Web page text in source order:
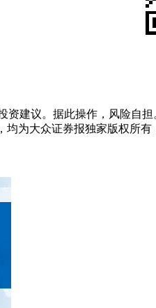
建议。据此操作，风险自担
为大众证券报独家版权所